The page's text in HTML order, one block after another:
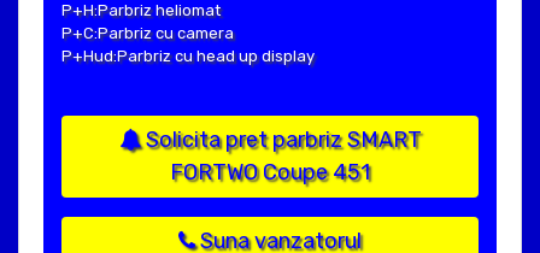
P+H:Parbriz heliomat
P+C:Parbriz cu camera
P+Hud:Parbriz cu head up display
Solicita pret parbriz SMART
FORTWO Coupe 451
Suna vanzatorul